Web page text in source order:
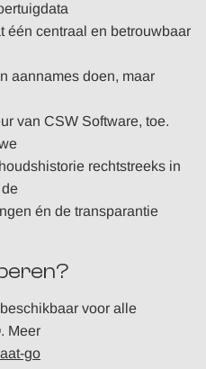
één centraal en betrouwbaar
aannames doen, maar
van CSW Software, toe.
rechtstreeks in
én de transparantie
voor alle
Meer
go